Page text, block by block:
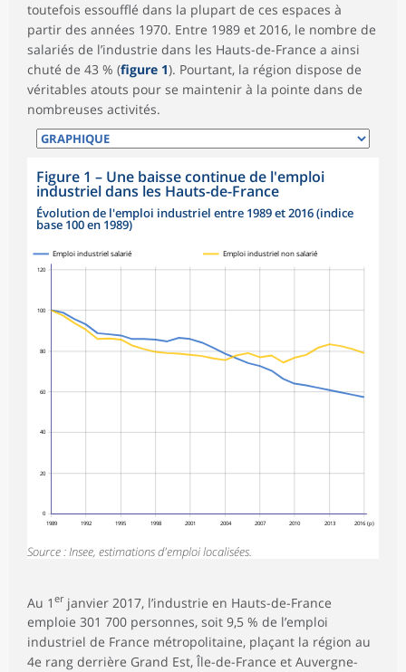
toutefois essoufflé dans la plupart de ces espaces à
partir des années 1970. Entre 1989 et 2016, le nombre de
salariés de l’industrie dans les Hauts-de-France a ainsi
chuté de 43 % (figure 1). Pourtant, la région dispose de
véritables atouts pour se maintenir à la pointe dans de
nombreuses activités.
Figure 1 – Une baisse continue de l'emploi
industriel dans les Hauts-de-France
Évolution de l'emploi industriel entre 1989 et 2016 (indice
base 100 en 1989)
0
20
40
60
80
100
120
1989 1992 1995 1998 2001 2004 2007 2010 2013 2016 (p)
Emploi industriel salarié Emploi industriel non salarié
Source : Insee, estimations d'emploi localisées.
Au 1 erjanvier 2017, l’industrie en Hauts-de-France
emploie 301 700 personnes, soit 9,5 % de l’emploi
industriel de France métropolitaine, plaçant la région au
4e rang derrière Grand Est, Île-de-France et Auvergne-